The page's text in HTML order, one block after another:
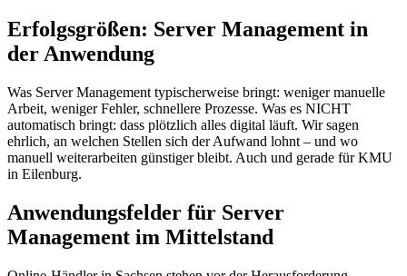
Erfolgsgrößen: Server Management in
der Anwendung
Was Server Management typischerweise bringt: weniger manuelle
Arbeit, weniger Fehler, schnellere Prozesse. Was es NICHT
automatisch bringt: dass plötzlich alles digital läuft. Wir sagen
ehrlich, an welchen Stellen sich der Aufwand lohnt – und wo
manuell weiterarbeiten günstiger bleibt. Auch und gerade für KMU
in Eilenburg.
Anwendungsfelder für Server
Management im Mittelstand